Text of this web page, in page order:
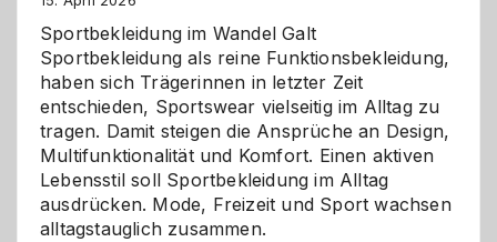
Chaos
Sportbekleidung im Wandel Galt
Sportbekleidung als reine Funktionsbekleidung,
haben sich Trägerinnen in letzter Zeit
entschieden, Sportswear vielseitig im Alltag zu
tragen. Damit steigen die Ansprüche an Design,
Multifunktionalität und Komfort. Einen aktiven
Lebensstil soll Sportbekleidung im Alltag
ausdrücken. Mode, Freizeit und Sport wachsen
alltagstauglich zusammen.